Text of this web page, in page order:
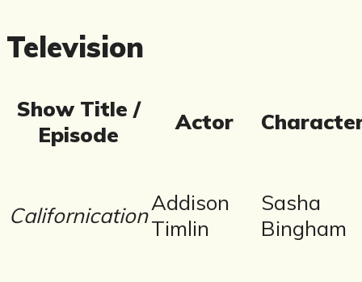
Television
Show Title /
Episode
Actor
CalifornicationAddison
Timlin
Sasha
Bingham